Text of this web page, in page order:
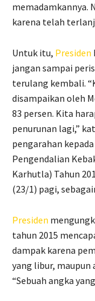
memadamkannya.
karena telah
Untuk itu, Presiden
jangan sampai
terulang kembali.
disampaikan oleh
83 persen. Kita
penurunan lagi,”
pengarahan
Pengendalian
Karhutla) Tahun
(23/1) pagi,
Presiden
tahun 2015
dampak karena
yang libur,
“Sebuah angka